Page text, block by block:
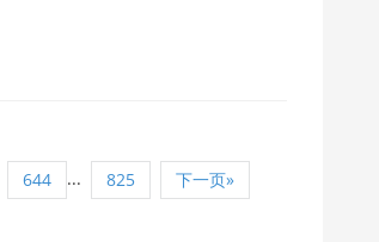
644 ... 825 下一页»